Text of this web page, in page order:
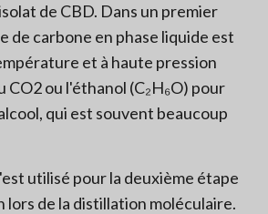
de CBD. Dans un premier
de carbone en phase liquide est
et à haute pression
CO2ou l'éthanol (C₂H₆O) pour
qui est souvent beaucoup
utilisé pour la deuxième étape
lors de la distillation moléculaire.